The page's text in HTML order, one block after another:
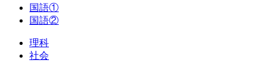
国語①
国語②
理科
社会